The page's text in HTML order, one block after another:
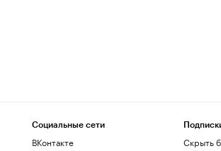
Социальные сети
ВКонтакте
Скрыть